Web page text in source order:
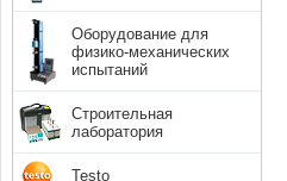
Оборудование для
физико-механических
испытаний
Строительная
лаборатория
Testo